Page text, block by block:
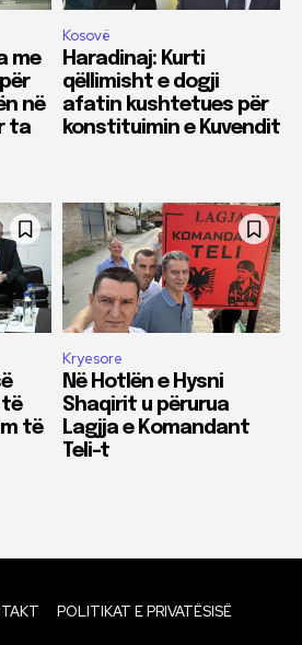
me
në
ta
Kosovë
Haradinaj: Kurti
qëllimisht e dogji
afatin kushtetues për
konstituimin e Kuvendit
të
të
Kryesore
Në Hotlën e Hysni
Shaqirit u përurua
Lagjja e Komandant
Teli-t
POLITIKAT E PRIVATËSISË